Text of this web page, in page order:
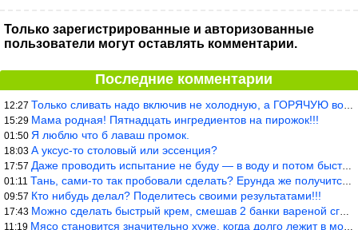
Только зарегистрированные и авторизованные
пользователи могут оставлять комментарии.
Последние комментарии
12:27 Только сливать надо включив не холодную, а ГОРЯЧУЮ воду. Трубы в
15:29 Мама родная! Пятнадцать ингредиентов на пирожок!!!
01:50 Я люблю что б лаваш промок.
18:03 А уксус-то столовый или эссенция?
17:57 Даже проводить испытание не буду — в воду и потом быстро в раска
01:11 Тань, сами-то так пробовали сделать? Ерунда же получится. Нет, с
09:57 Кто нибудь делал? Поделитесь своими результатами!!!
17:43 Можно сделать быстрый крем, смешав 2 банки вареной сгущенки со с
11:19 Мясо становится значительно хуже, когда долго лежит в морозилке